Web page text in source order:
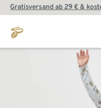
Gratisversand ab 29 € &